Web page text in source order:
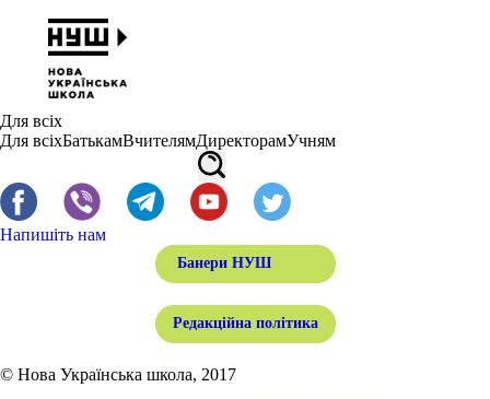
Для всіх
Для всіхБатькамВчителямДиректорамУчням
Напишіть нам
Банери НУШ
Редакційна політика
© Нова Українська школа, 2017